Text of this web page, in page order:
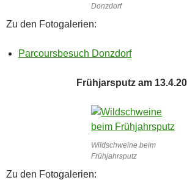
Donzdorf
Zu den Fotogalerien:
Parcoursbesuch Donzdorf
Frühjarsputz am
Wildschweine beim
Frühjahrsputz
Zu den Fotogalerien: